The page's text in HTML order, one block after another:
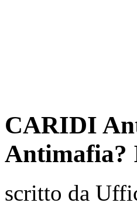
CARIDI
Antimafia?
scritto da